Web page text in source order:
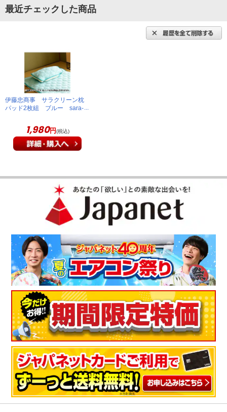
て快適です、シ－ツと共に満足しています。
汗のべとつきが解消しました！
どうしても夏にかく頭の汗の感じを解消したかったので購入し
ました。爽やかなので嫌な汗のベトつきがまったくなくなりま
した。
肌触りもいい！
気温も高くなってきて寝苦しくなってきたなぁと思っていたと
ころに、テレビショッピングで宣伝していたので購入しまし
た。肌触りも良く、届いた日から気持ちよく利用しています。
（兵庫県 60代T.K様 ）
寝苦しい時期には最適
梅雨のジメジメ時期に、スッと気分良く睡眠に入りたいので、
購入してみました。生地もしっかりしていて、ジャパネットな
らではの品質の良さを感じています。これからの寝苦しい時期
には最適だと思います。
（栃木県50代A.T様）
真夏にきっと活躍してくれる！
最近チェックした商品
伊藤忠商事 サラクリーン枕
パッド2枚組 ブルー sara-
1,980円(税込)